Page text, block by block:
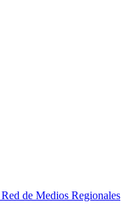
Red de Medios Regionales